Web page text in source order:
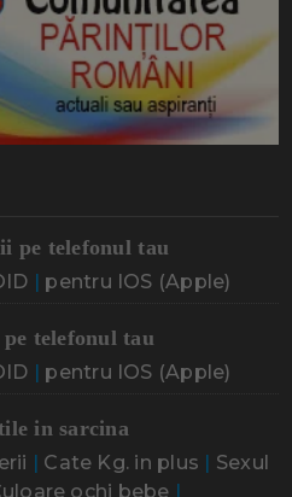
pe telefonul tau
pentru IOS (Apple)
telefonul tau
pentru IOS (Apple)
in sarcina
Cate Kg. in plus
Sexul
ochi bebe